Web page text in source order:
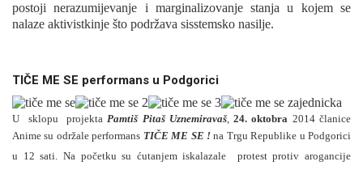
postoji nerazumijevanje i marginalizovanje stanja u kojem se
nalaze aktivistkinje što podržava sisstemsko nasilje.
TIČE ME SE performans u Podgorici
U sklopu projektaPamtiš Pitaš Uznemiravaš,24. oktobra 2014 članice
Anime su održale performans TIČE ME SE ! na Trgu Republike u Podgorici
u 12 sati. Na početku su ćutanjem iskalazale protest protiv arogancije